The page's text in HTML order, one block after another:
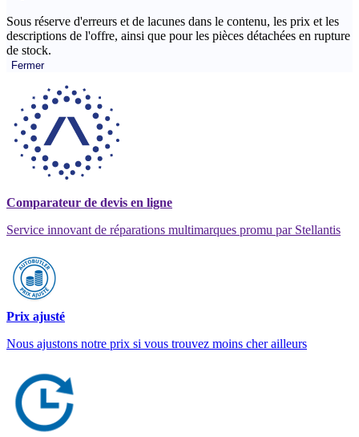
Sous réserve d'erreurs et de lacunes dans le contenu, les prix et les
descriptions de l'offre, ainsi que pour les pièces détachées en rupture
de stock.
Fermer
Comparateur de devis en ligne
Service innovant de réparations multimarques promu par Stellantis
Prix ajusté
Nous ajustons notre prix si vous trouvez moins cher ailleurs